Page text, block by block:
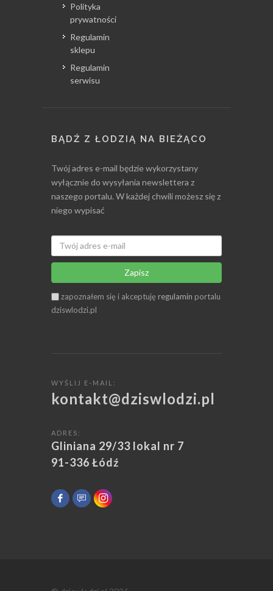
Polityka
prywatności
Regulamin
sklepu
Regulamin
serwisu
BĄDŹ Z ŁODZIĄ NA BIEŻĄCO
Twój adres e-mail będzie wykorzystany
wyłącznie do wysyłania newslettera z
naszego portalu. W każdej chwili możesz się z
niego wypisać
Zapisz
zapoznałem się i akceptuję regulamin portalu
dziswlodzi.pl
WYŚLIJ E-MAIL:
kontakt@dziswlodzi.pl
ADRES:
Gliniana 29/33 lokal nr 7
91-336 Łódź